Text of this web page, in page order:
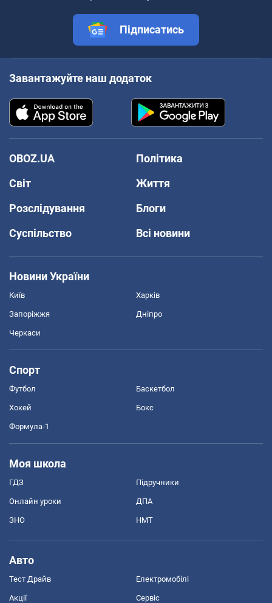
Підписатись
Завантажуйте наш додаток
OBOZ.UA
Політика
Світ
Життя
Розслідування
Блоги
Суспільство
Всі новини
Новини України
Київ Харків
Запоріжжя Дніпро
Черкаси
Спорт
Футбол Баскетбол
Хокей Бокс
Формула-1
Моя школа
ГДЗ Підручники
Онлайн уроки ДПА
ЗНО НМТ
Авто
Тест Драйв Електромобілі
Акції Сервіс